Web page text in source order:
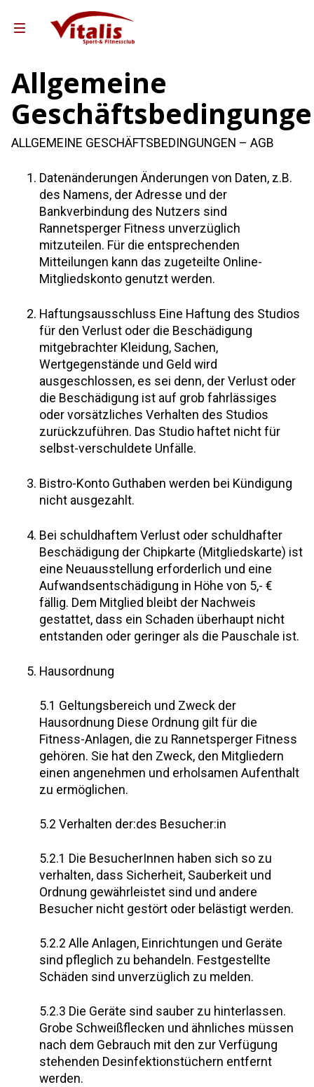
Sport Ampfing
Sport Taufkirchen
Team Vitalis
& Preise
Gutscheine
für Unternehmen
Training Partner Sixl&Wolf
Partner Andreas Weber
Allgemeine
ALLGEMEINE GESCHÄFTSBEDINGUNGEN – AGB
Datenänderungen Änderungen von Daten, z.B.
des Namens, der Adresse und der
Bankverbindung des Nutzers sind
Rannetsperger Fitness unverzüglich
mitzuteilen. Für die entsprechenden
Mitteilungen kann das zugeteilte Online-
Mitgliedskonto genutzt werden.
Haftungsausschluss Eine Haftung des Studios
für den Verlust oder die Beschädigung
mitgebrachter Kleidung, Sachen,
Wertgegenstände und Geld wird
ausgeschlossen, es sei denn, der Verlust oder
die Beschädigung ist auf grob fahrlässiges
oder vorsätzliches Verhalten des Studios
zurückzuführen. Das Studio haftet nicht für
selbst-verschuldete Unfälle.
Bistro-Konto Guthaben werden bei Kündigung
nicht ausgezahlt.
Bei schuldhaftem Verlust oder schuldhafter
Beschädigung der Chipkarte (Mitgliedskarte) ist
eine Neuausstellung erforderlich und eine
Aufwandsentschädigung in Höhe von 5,- €
fällig. Dem Mitglied bleibt der Nachweis
gestattet, dass ein Schaden überhaupt nicht
entstanden oder geringer als die Pauschale ist.
Hausordnung
5.1 Geltungsbereich und Zweck der
Hausordnung Diese Ordnung gilt für die
Fitness-Anlagen, die zu Rannetsperger Fitness
gehören. Sie hat den Zweck, den Mitgliedern
einen angenehmen und erholsamen Aufenthalt
zu ermöglichen.
5.2 Verhalten der:des Besucher:in
5.2.1 Die BesucherInnen haben sich so zu
verhalten, dass Sicherheit, Sauberkeit und
Ordnung gewährleistet sind und andere
Besucher nicht gestört oder belästigt werden.
5.2.2 Alle Anlagen, Einrichtungen und Geräte
sind pfleglich zu behandeln. Festgestellte
Schäden sind unverzüglich zu melden.
5.2.3 Die Geräte sind sauber zu hinterlassen.
Grobe Schweißflecken und ähnliches müssen
nach dem Gebrauch mit den zur Verfügung
stehenden Desinfektionstüchern entfernt
werden.